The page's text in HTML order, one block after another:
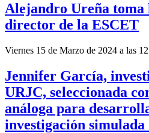
Alejandro Ureña toma
director de la ESCET
Viernes 15 de Marzo de 2024 a las
Jennifer García,
URJC, seleccionada
análoga para
investigación